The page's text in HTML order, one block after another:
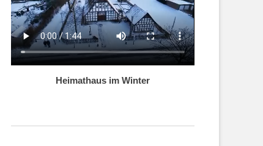
Heimathaus im Winter